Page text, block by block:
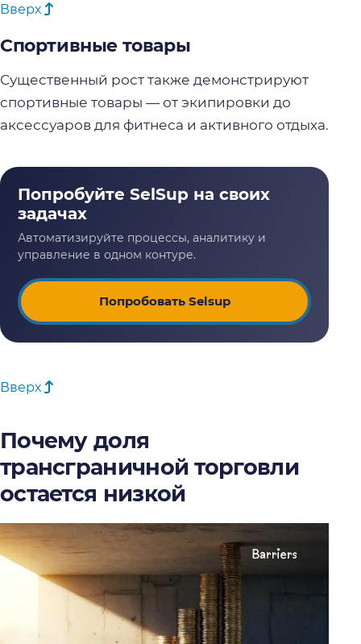
Вверх
Спортивные товары
Существенный рост также демонстрируют
спортивные товары — от экипировки до
аксессуаров для фитнеса и активного отдыха.
Попробовать Selsup
Вверх
Почему доля
трансграничной торговли
остается низкой